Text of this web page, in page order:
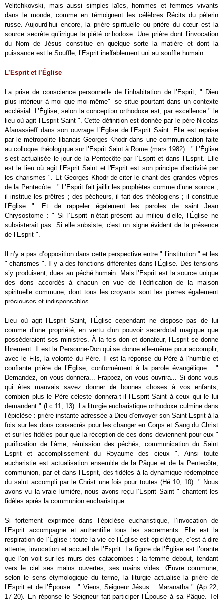
Velitchkovski, mais aussi simples laïcs, hommes et femmes vivants
dans le monde, comme en témoignent les célèbres Récits du pèlerin
russe. Aujourd’hui encore, la prière spirituelle ou prière du cœur est la
source secrète qu’irrigue la piété orthodoxe. Une prière dont l’invocation
du Nom de Jésus constitue en quelque sorte la matière et dont la
puissance est le Souffle, l’Esprit ineffablement uni au souffle humain.
L’Esprit et l’Église
La prise de conscience personnelle de l’inhabitation de l’Esprit, " Dieu
plus intérieur à moi que moi-même", se situe pourtant dans un contexte
ecclésial. L’Église, selon la conception orthodoxe est, par excellence " le
lieu où agit l’Esprit Saint ". Cette définition est donnée par le père Nicolas
Afanassieff dans son ouvrage L’Église de l’Esprit Saint. Elle est reprise
par le métropolite libanais Georges Khodr dans une communication faite
au colloque théologique sur l’Esprit Saint à Rome (mars 1982) : " L’Église
s’est actualisée le jour de la Pentecôte par l’Esprit et dans l’Esprit. Elle
est le lieu où agit l’Esprit Saint et l’Esprit est son principe d’activité par
les charismes ". Et Georges Khodr de citer le chant des grandes vêpres
de la Pentecôte : " L’Esprit fait jaillir les prophètes comme d’une source ;
il institue les prêtres ; des pécheurs, il fait des théologiens ; il constitue
l’Église ". Et de rappeler également les paroles de saint Jean
Chrysostome : " Si l’Esprit n’était présent au milieu d’elle, l’Église ne
subsisterait pas. Si elle subsiste, c’est un signe évident de la présence
de l’Esprit ".
Il n’y a pas d’opposition dans cette perspective entre " l’institution " et les
" charismes ". Il y a des fonctions différentes dans l’Église. Des tensions
s’y produisent, dues au péché humain. Mais l’Esprit est la source unique
des dons accordés à chacun en vue de l’édification de la maison
spirituelle commune, dont tous les croyants sont les pierres également
précieuses et indispensables.
Lieu où agit l’Esprit Saint, l’Église cependant ne dispose pas de lui
comme d’une propriété, en vertu d’un pouvoir sacerdotal magique que
posséderaient ses ministres. À la fois don et donateur, l’Esprit se donne
librement. Il est la Personne-Don qui se donne elle-même pour accomplir,
avec le Fils, la volonté du Père. Il est la réponse du Père à l’humble et
confiante prière de l’Église, conformément à la parole évangélique : "
Demandez, on vous donnera... Frappez, on vous ouvrira... Si donc vous
qui êtes mauvais savez donner de bonnes choses à vos enfants,
combien plus le Père céleste donnera-t-il l’Esprit Saint à ceux qui le lui
demandent " (Lc 11, 13). La liturgie eucharistique orthodoxe culmine dans
l’épiclèse : prière instante adressée à Dieu d’envoyer son Saint Esprit à la
fois sur les dons consacrés pour les changer en Corps et Sang du Christ
et sur les fidèles pour que la réception de ces dons deviennent pour eux "
purification de l’âme, rémission des péchés, communication du Saint
Esprit et accomplissement du Royaume des cieux ". Ainsi toute
eucharistie est actualisation ensemble de la Pâque et de la Pentecôte,
communion, par et dans l’Esprit, des fidèles à la dynamique rédemptrice
du salut accompli par le Christ une fois pour toutes (Hé 10, 10). " Nous
avons vu la vraie lumière, nous avons reçu l’Esprit Saint " chantent les
fidèles après la communion eucharistique.
Si fortement exprimée dans l’épiclèse eucharistique, l’invocation de
l’Esprit accompagne et authentifie tous les sacrements. Elle est la
respiration de l’Église : toute la vie de l’Église est épiclétique, c’est-à-dire
attente, invocation et accueil de l’Esprit. La figure de l’Église est l’orante
que l’on voit sur les murs des catacombes : la femme debout, tendant
vers le ciel ses mains ouvertes, ses mains vides. Œuvre commune,
selon le sens étymologique du terme, la liturgie actualise la prière de
l’Esprit et de l’Épouse : " Viens, Seigneur Jésus... Maranatha " (Ap 22,
17-20). En réponse le Seigneur fait participer l’Épouse à sa Pâque. Tel